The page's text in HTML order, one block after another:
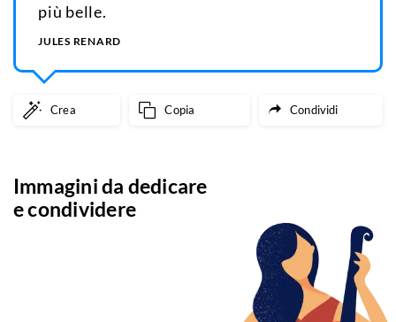
più belle.
JULES RENARD
Crea Copia Condividi
Immagini da dedicare
e condividere